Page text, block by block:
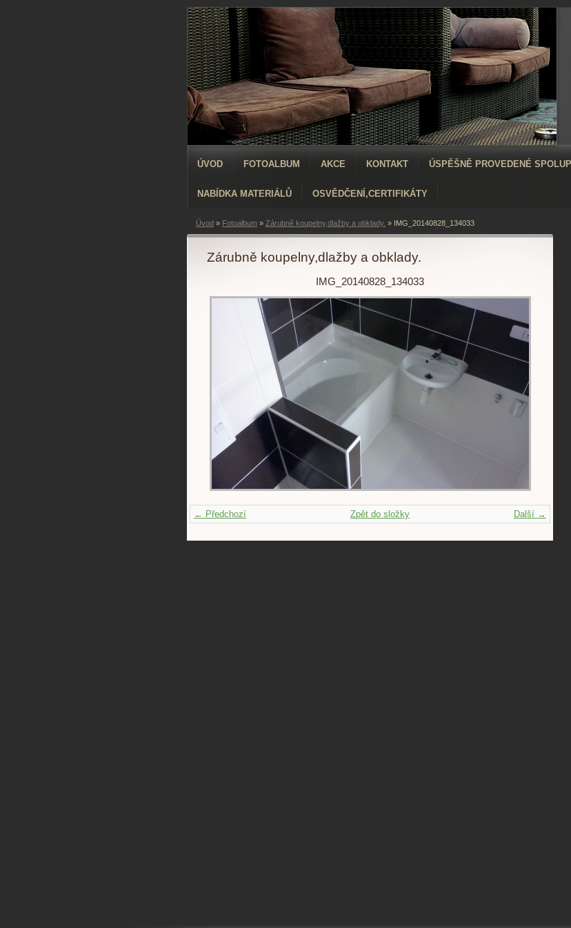
ÚVOD FOTOALBUM AKCE KONTAKT ÚSPĚŠNĚ PROVEDENÉ
NABÍDKA MATERIÁLŮ OSVĚDČENÍ,CERTIFIKÁTY
Úvod » Fotoalbum » Zárubně koupelny,dlažby a obklady. » IMG_20140828_134033
Zárubně koupelny,dlažby a obklady.
IMG_20140828_134033
← Předchozí Další →
Zpět do složky